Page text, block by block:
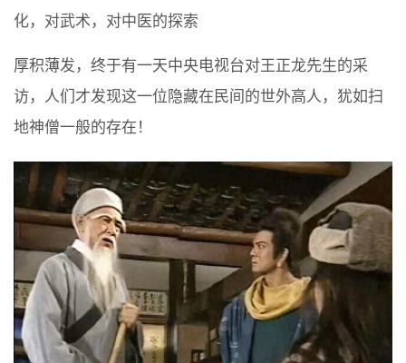
化，对武术，对中医的探索
厚积薄发，终于有一天中央电视台对王正龙先生的采
访，人们才发现这一位隐藏在民间的世外高人，犹如扫
地神僧一般的存在！